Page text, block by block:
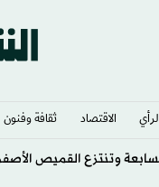
الاقتصاد ثقافة وفنون
وتنتزع القميص